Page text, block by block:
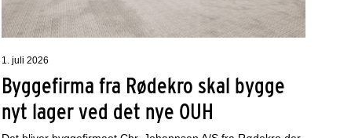
1. juli 2026
Byggefirma fra Rødekro skal bygge
nyt lager ved det nye OUH